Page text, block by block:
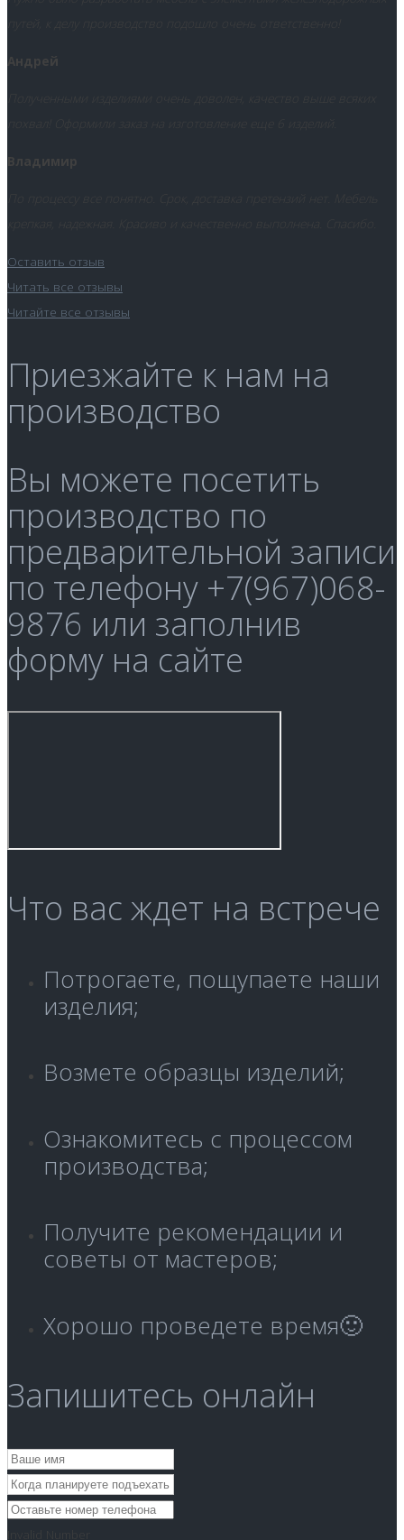
Андрей
Полученными изделиями очень доволен, качество выше всяких
похвал! Оформили заказ на изготовление еще 6 изделий.
Владимир
Оставить отзыв
Читать все отзывы
Читайте все отзывы
Приезжайте к нам на
производство
Вы можете посетить
производство по
предварительной записи
по телефону +7(967)068-
9876 или заполнив
форму на сайте
Что вас ждет на встрече
Потрогаете, пощупаете наши
изделия;
Возмете образцы изделий;
Ознакомитесь с процессом
производства;
Получите рекомендации и
советы от мастеров;
Хорошо проведете время🙂
Запишитесь онлайн